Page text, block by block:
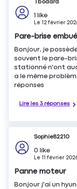
Tbodard
1 like
Le12 février
Pare-brise embué
Bonjour, je
souvent le pare-
stationné n'ont
a le même
réponses
Lire les 3 réponses
Sophie82210
0 like
Le11 février
Panne moteur
Bonjour j'ai un